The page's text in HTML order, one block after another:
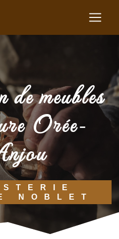
meubles
Orée-
NOBLET